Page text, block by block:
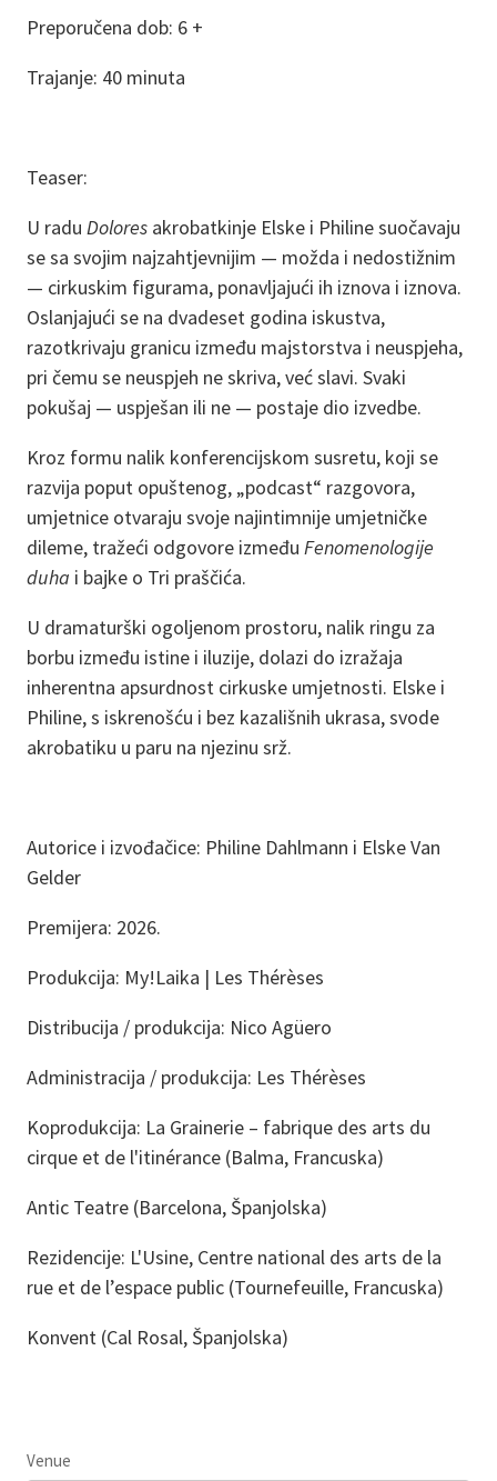
Preporučena dob: 6 +
Trajanje: 40 minuta
Teaser:
U radu Dolores akrobatkinje Elske i Philine suočavaju
se sa svojim najzahtjevnijim — možda i nedostižnim
— cirkuskim figurama, ponavljajući ih iznova i iznova.
Oslanjajući se na dvadeset godina iskustva,
razotkrivaju granicu između majstorstva i neuspjeha,
pri čemu se neuspjeh ne skriva, već slavi. Svaki
pokušaj — uspješan ili ne — postaje dio izvedbe.
Kroz formu nalik konferencijskom susretu, koji se
razvija poput opuštenog, „podcast“ razgovora,
umjetnice otvaraju svoje najintimnije umjetničke
dileme, tražeći odgovore između Fenomenologije
duha i bajke o Tri praščića.
U dramaturški ogoljenom prostoru, nalik ringu za
borbu između istine i iluzije, dolazi do izražaja
inherentna apsurdnost cirkuske umjetnosti. Elske i
Philine, s iskrenošću i bez kazališnih ukrasa, svode
akrobatiku u paru na njezinu srž.
Autorice i izvođačice: Philine Dahlmann i Elske Van
Gelder
Premijera: 2026.
Produkcija: My!Laika | Les Thérèses
Distribucija / produkcija: Nico Agüero
Administracija / produkcija: Les Thérèses
Koprodukcija: La Grainerie – fabrique des arts du
cirque et de l'itinérance (Balma, Francuska)
Antic Teatre (Barcelona, Španjolska)
Rezidencije: L'Usine, Centre national des arts de la
rue et de l’espace public (Tournefeuille, Francuska)
Konvent (Cal Rosal, Španjolska)
Venue